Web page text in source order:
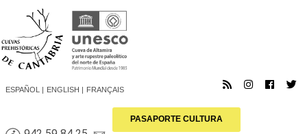
ESPAÑOL ENGLISH FRANÇAIS
PASAPORTE CULTURA